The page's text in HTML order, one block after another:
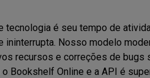
é seu tempo de
Nosso modelo
recursos e correções de bugs
Bookshelf Online e a API é